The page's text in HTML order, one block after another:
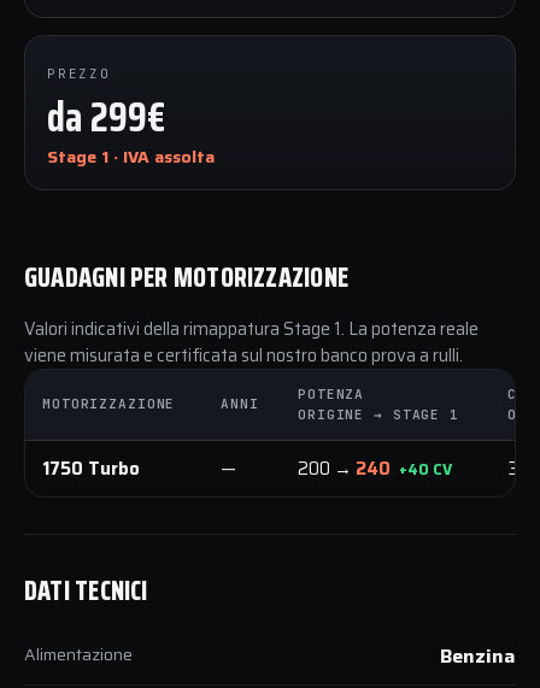
PREZZO
da 299€
Stage 1 · IVA assolta
GUADAGNI PER MOTORIZZAZIONE
Valori indicativi della rimappatura Stage 1. La potenza reale
viene misurata e certificata sul nostro banco prova a rulli.
MOTORIZZAZIONE ANNI
POTENZA
ORIGINE → STAGE 1
1750 Turbo — 200 → 240 +40 CV
DATI TECNICI
Alimentazione Benzina